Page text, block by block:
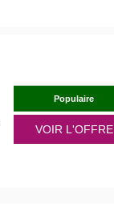
Populaire
VOIR L'OFFRE